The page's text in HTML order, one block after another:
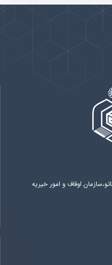
اوقاف و امور خیریه